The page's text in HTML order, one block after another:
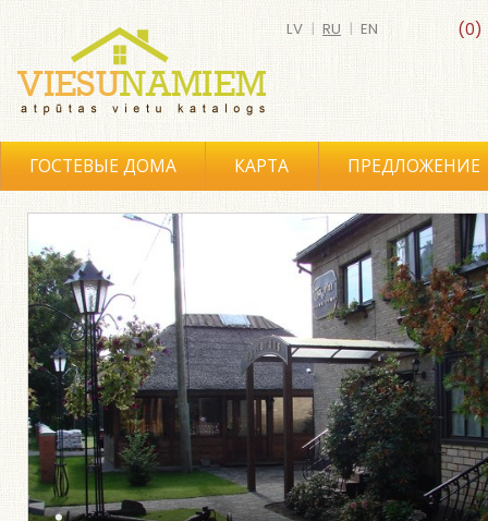
(0)
LV | RU | EN
ГОСТЕВЫЕ ДОМА КАРТА ПРЕДЛОЖЕНИЕ